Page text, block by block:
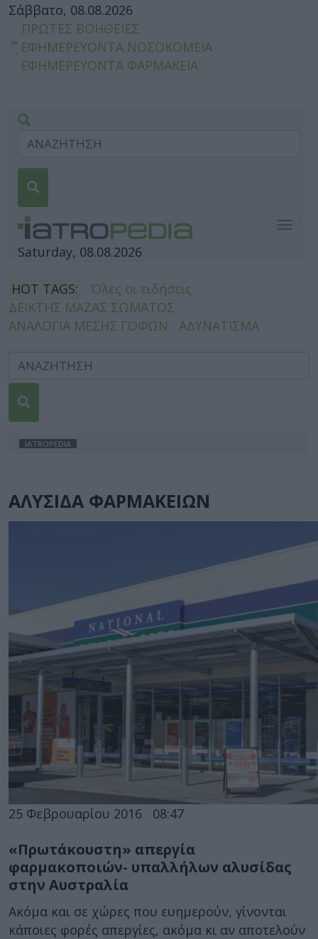
Σάββατο, 08.08.2026
ΠΡΩΤΕΣ ΒΟΗΘΕΙΕΣ
ΕΦΗΜΕΡΕΥΟΝΤΑ ΝΟΣΟΚΟΜΕΙΑ
ΕΦΗΜΕΡΕΥΟΝΤΑ ΦΑΡΜΑΚΕΙΑ
Saturday, 08.08.2026
HOT TAGS:
Όλες οι ειδήσεις
ΔΕΙΚΤΗΣ ΜΑΖΑΣ ΣΩΜΑΤΟΣ
ΑΝΑΛΟΓΙΑ ΜΕΣΗΣ ΓΟΦΩΝ
ΑΔΥΝΑΤΙΣΜΑ
IATROPEDIA
ΑΛΥΣΙΔΑ ΦΑΡΜΑΚΕΙΩΝ
25 Φεβρουαρίου 2016 08:47
«Πρωτάκουστη» απεργία
φαρμακοποιών- υπαλλήλων αλυσίδας
στην Αυστραλία
Ακόμα και σε χώρες που ευημερούν, γίνονται
κάποιες φορές απεργίες, ακόμα κι αν αποτελούν